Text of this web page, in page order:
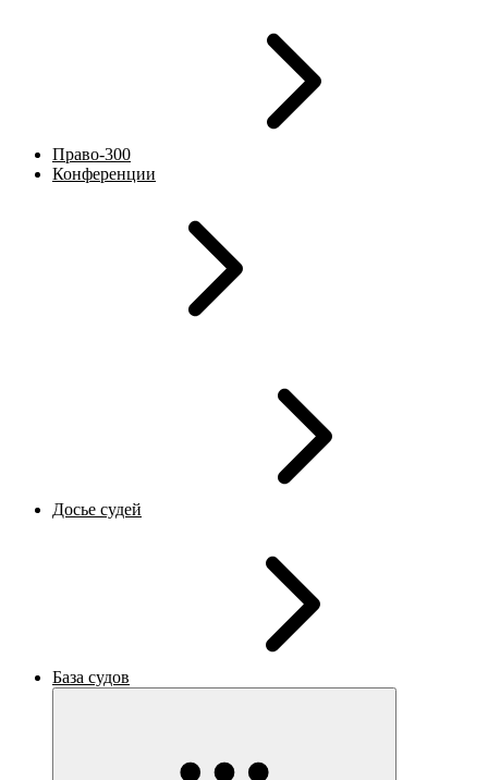
Право-300
Конференции
Досье судей
База судов